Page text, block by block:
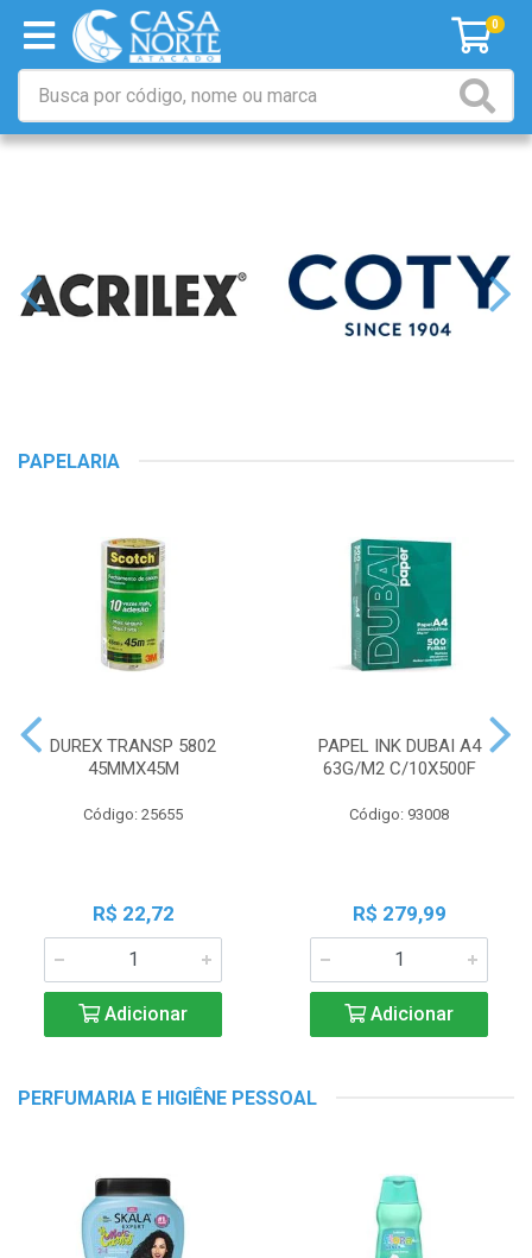
0
PAPELARIA
DUREX TRANSP 5802
45MMX45M
Código: 25655
R$ 22,72
Adicionar
PAPEL INK DUBAI A4
63G/M2 C/10X500F
Código: 93008
R$ 279,99
Adicionar
PERFUMARIA E HIGIÊNE PESSOAL